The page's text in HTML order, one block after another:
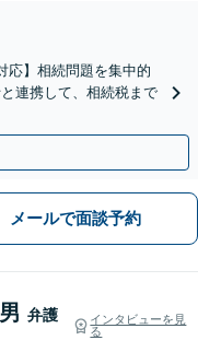
応】相続問題を集中的
連携して、相続税まで
メールで面談予約
弁護
インタビューを見
る